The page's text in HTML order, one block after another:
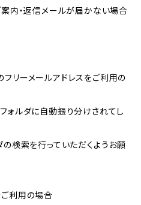
案内・返信メールが届かない場合
リーメールアドレスをご利用の
ォルダに自動振り分けされてし
検索を行っていただくようお願
利用の場合